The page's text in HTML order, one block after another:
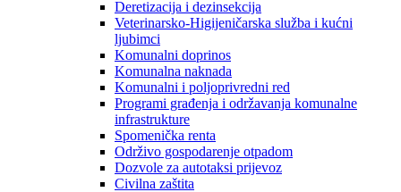
Deretizacija i dezinsekcija
Veterinarsko-Higijeničarska služba i kućni
ljubimci
Komunalni doprinos
Komunalna naknada
Komunalni i poljoprivredni red
Programi građenja i održavanja komunalne
infrastrukture
Spomenička renta
Održivo gospodarenje otpadom
Dozvole za autotaksi prijevoz
Civilna zaštita